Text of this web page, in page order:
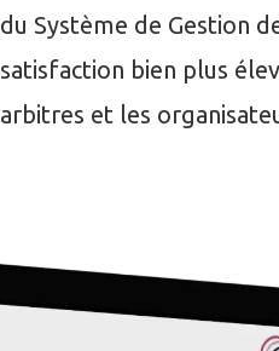
du Système de Gestion
satisfaction bien plus
arbitres et les